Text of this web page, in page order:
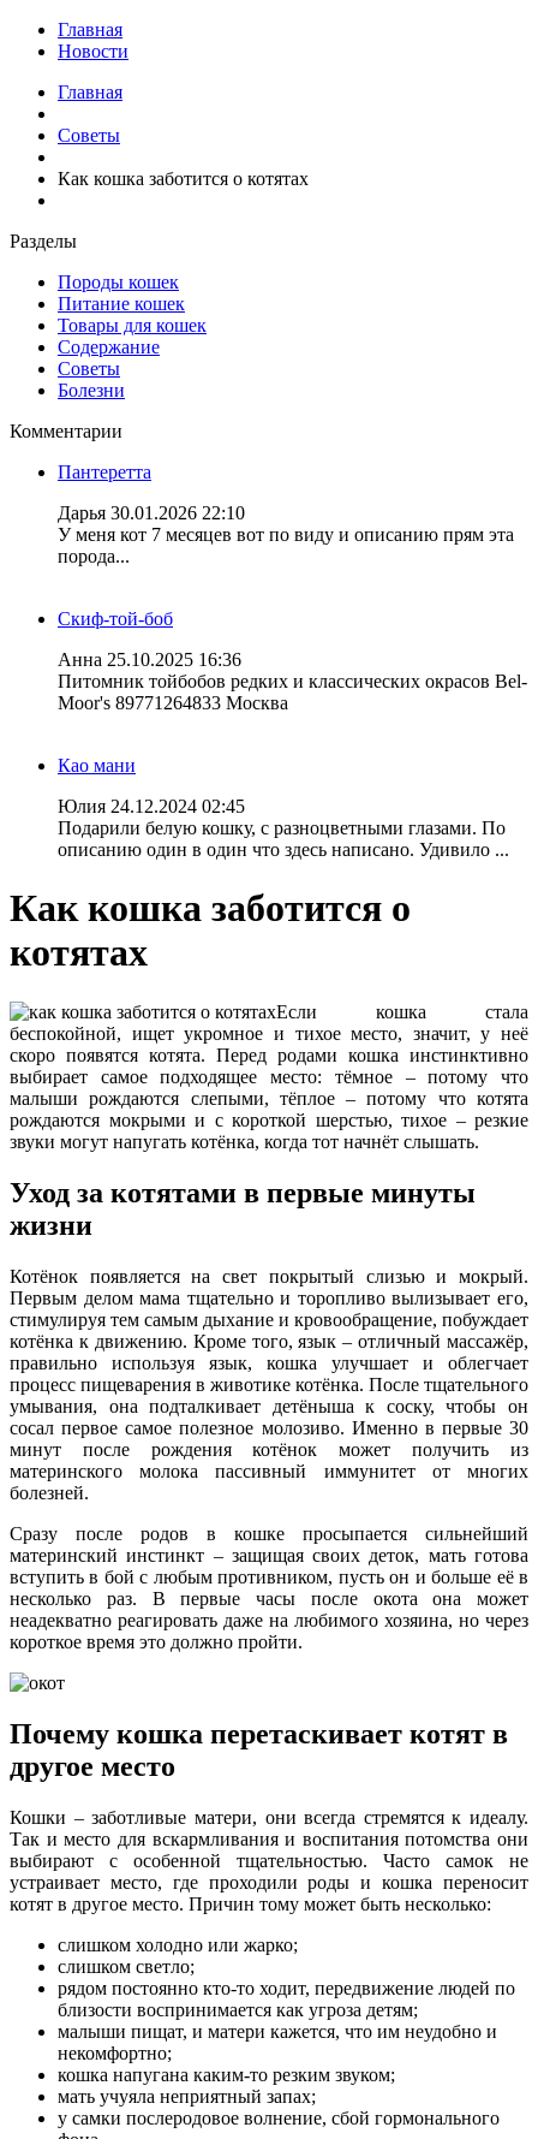
Главная
Новости
Главная
Советы
Как кошка заботится о котятах
Разделы
Породы кошек
Питание кошек
Товары для кошек
Содержание
Советы
Болезни
Комментарии
Пантеретта
Дарья 30.01.2026 22:10
У меня кот 7 месяцев вот по виду и описанию прям эта
порода...
Скиф-той-боб
Анна 25.10.2025 16:36
Питомник тойбобов редких и классических окрасов Bel-
Moor's 89771264833 Москва
Као мани
Юлия 24.12.2024 02:45
Подарили белую кошку, с разноцветными глазами. По
описанию один в один что здесь написано. Удивило ...
Как кошка заботится о
котятах
Если кошка стала
беспокойной, ищет укромное и тихое место, значит, у неё
скоро появятся котята. Перед родами кошка инстинктивно
выбирает самое подходящее место: тёмное – потому что
малыши рождаются слепыми, тёплое – потому что котята
рождаются мокрыми и с короткой шерстью, тихое – резкие
звуки могут напугать котёнка, когда тот начнёт слышать.
Уход за котятами в первые минуты
жизни
Котёнок появляется на свет покрытый слизью и мокрый.
Первым делом мама тщательно и торопливо вылизывает его,
стимулируя тем самым дыхание и кровообращение, побуждает
котёнка к движению. Кроме того, язык – отличный массажёр,
правильно используя язык, кошка улучшает и облегчает
процесс пищеварения в животике котёнка. После тщательного
умывания, она подталкивает детёныша к соску, чтобы он
сосал первое самое полезное молозиво. Именно в первые 30
минут после рождения котёнок может получить из
материнского молока пассивный иммунитет от многих
болезней.
Сразу после родов в кошке просыпается сильнейший
материнский инстинкт – защищая своих деток, мать готова
вступить в бой с любым противником, пусть он и больше её в
несколько раз. В первые часы после окота она может
неадекватно реагировать даже на любимого хозяина, но через
короткое время это должно пройти.
Почему кошка перетаскивает котят в
другое место
Кошки – заботливые матери, они всегда стремятся к идеалу.
Так и место для вскармливания и воспитания потомства они
выбирают с особенной тщательностью. Часто самок не
устраивает место, где проходили роды и кошка переносит
котят в другое место. Причин тому может быть несколько:
слишком холодно или жарко;
слишком светло;
рядом постоянно кто-то ходит, передвижение людей по
близости воспринимается как угроза детям;
малыши пищат, и матери кажется, что им неудобно и
некомфортно;
кошка напугана каким-то резким звуком;
мать учуяла неприятный запах;
у самки послеродовое волнение, сбой гормонального